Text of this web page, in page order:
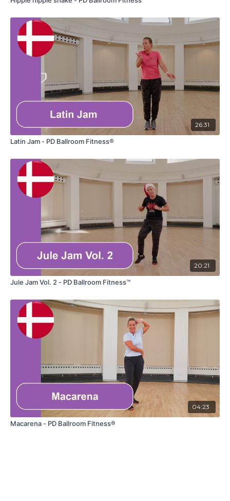
26:31
Latin Jam - PD Ballroom Fitness®
20:21
Jule Jam Vol. 2 - PD Ballroom Fitness™
04:23
Macarena - PD Ballroom Fitness®